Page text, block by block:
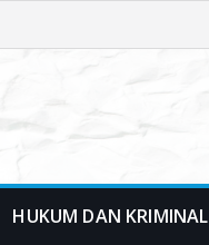
HUKUM DAN KRIMINAL